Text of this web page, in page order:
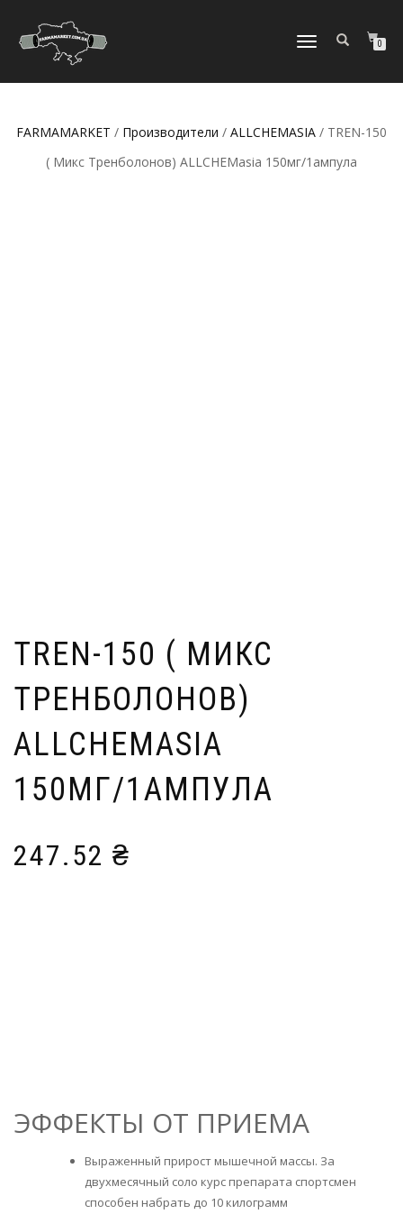
ПЕРЕКЛЮЧИТЬ
0
FARMAMARKET / Производители / ALLCHEMASIA / TREN-150
( Микс Тренболонов) ALLCHEMasia 150мг/1ампула
TREN-150 ( МИКС
ТРЕНБОЛОНОВ)
ALLCHEMASIA
150МГ/1АМПУЛА
247.52 ₴
ЭФФЕКТЫ ОТ ПРИЕМА
Выраженный прирост мышечной массы. За
двухмесячный соло курс препарата спортсмен
способен набрать до 10 килограмм